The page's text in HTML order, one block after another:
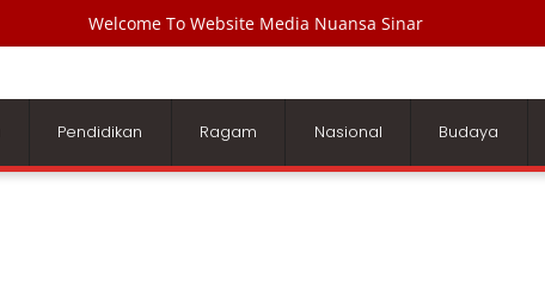
Welcome To Website Media Nuansa Sinar
Pendidikan Ragam Nasional Budaya